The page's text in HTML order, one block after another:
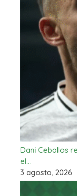
Dani Ceballos
el…
3 agosto, 2026